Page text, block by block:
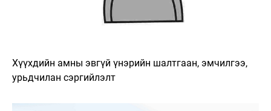
Хүүхдийн амны эвгүй үнэрийн шалтгаан, эмчилгээ,
урьдчилан сэргийлэлт